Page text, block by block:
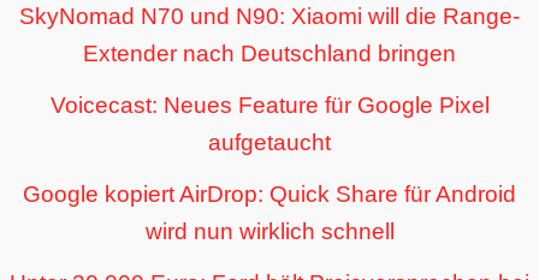
SkyNomad N70 und N90: Xiaomi will die Range-
Extender nach Deutschland bringen
Voicecast: Neues Feature für Google Pixel
aufgetaucht
Google kopiert AirDrop: Quick Share für Android
wird nun wirklich schnell